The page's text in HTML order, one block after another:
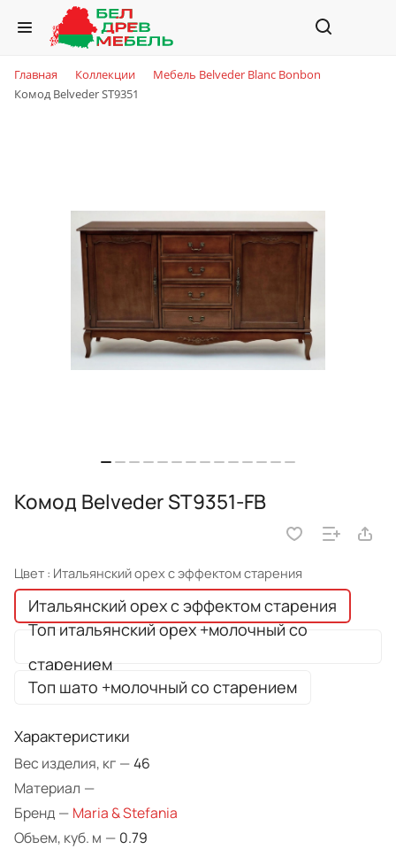
Главная Коллекции
Мебель Belveder Blanc Bonbon
Комод Belveder ST9351
Комод Belveder ST9351-FB
Цвет : Итальянский орех с эффектом старения
Итальянский орех с эффектом старения
Топ итальянский орех +молочный со
старением
Топ шато +молочный со старением
Характеристики
Вес изделия, кг —46
Материал —
Бренд — Maria & Stefania
Объем, куб. м — 0.79